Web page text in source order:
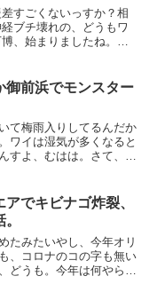
すごくないっすか？相
ブチ壊れの、どうもワ
、始まりましたね。万
。水位が高い、高すぎ
御前浜でモンスター
て梅雨入りしてるんだか
ワイは湿気が多くなると
すよ、むはは。さて、雨
アでキビナゴ炸裂、
たみたいやし、今年オリ
、コロナのコの字も無い
どうも。今年は何やら2